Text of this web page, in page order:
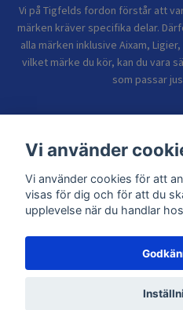
Vi på Tigfelds fordon förstår att
märken kräver specifika delar.
alla märken inklusive Aixam,
vilket märke du kör, kan du vara
som passar
Sidor
© 2026
Vi använder
Vi använder cookies för att
visas för dig och för att du
upplevelse när du handlar